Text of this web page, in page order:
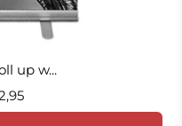
uno para un evento
una estrategia de
tu mensaje de
nivel con
up w...